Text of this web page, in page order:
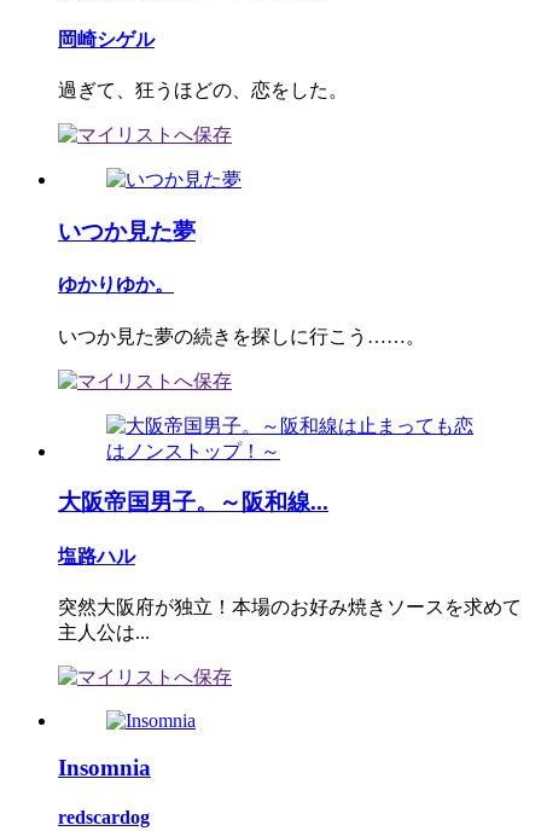
岡崎シゲル
過ぎて、狂うほどの、恋をした。
いつか見た夢
ゆかりゆか。
いつか見た夢の続きを探しに行こう……。
大阪帝国男子。～阪和線...
塩路ハル
突然大阪府が独立！本場のお好み焼きソースを求めて
主人公は...
Insomnia
redscardog